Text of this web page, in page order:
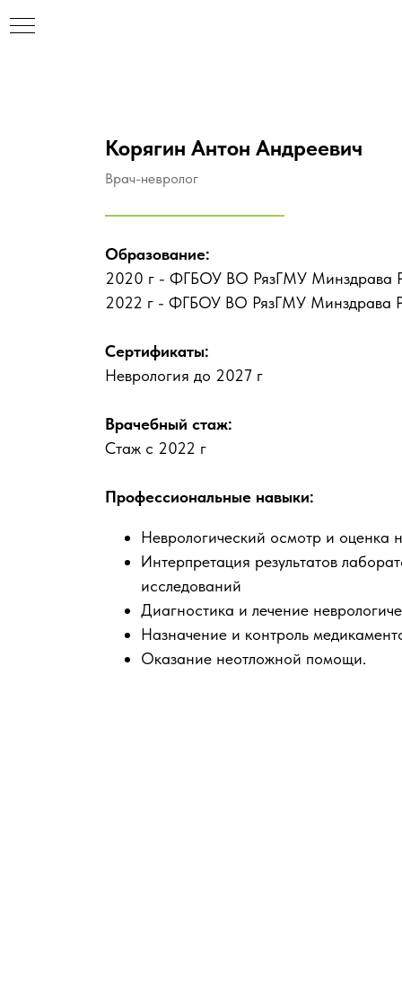
Корягин Антон Андреевич
Врач-невролог
Образование:
2020 г - ФГБОУ ВО РязГМУ Минздрава
2022 г - ФГБОУ ВО РязГМУ Минздрава
Сертификаты:
Неврология до 2027 г
Врачебный стаж:
Стаж с 2022 г
Профессиональные навыки:
Неврологический осмотр и оценка
Интерпретация результатов
исследований
Диагностика и лечение
Назначение и контроль
Оказание неотложной помощи.